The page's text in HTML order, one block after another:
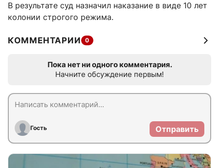
В результате суд назначил наказание в виде 10 лет
колонии строгого режима.
КОММЕНТАРИИ 0
Пока нет ни одного комментария.
Начните обсуждение первым!
Гость Отправить